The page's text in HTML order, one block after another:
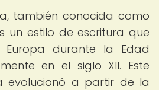
también conocida como
un estilo de escritura que
durante la Edad
en el siglo XII. Este
evolucionó a partir de la